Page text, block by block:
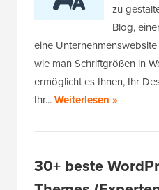
zu
Blog,
eine
wie man Schriftgrößen in
ermöglicht es Ihnen, Ihr
Ihr...Weiterlesen »
30+ beste